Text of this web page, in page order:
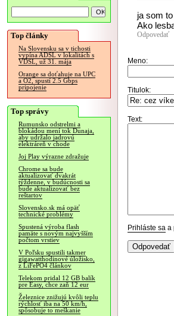
Top články
Na Slovensku sa v tichosti
vypína ADSL v lokalitách s
VDSL, už 31. mája
Orange sa doťahuje na UPC
a O2, spustí 2.5 Gbps
pripojenie
Top správy
Rumunsko odstrelmi a
blokádou mení tok Dunaja,
aby udržalo jadrovú
elektráreň v chode
Joj Play výrazne zdražuje
Chrome sa bude
aktualizovať dvakrát
týždenne, v budúcnosti sa
bude aktualizovať bez
reštartov
Slovensko.sk má opäť
technické problémy
Spustená výroba flash
pamäte s novým najvyšším
počtom vrstiev
V Poľsku spustili takmer
gigawatthodinové úložisko,
z LiFePO4 článkov
Telekom pridal 12 GB balík
pre Easy, chce zaň 12 eur
Železnice znižujú kvôli teplu
rýchlosť iba na 50 km/h,
spôsobuje to meškanie
ja som
Ako
Odpovedať
Meno:
Titulok:
Text:
Prihláste sa a